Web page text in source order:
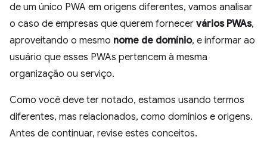
de um único PWA em origens diferentes, vamos analisar
o caso de empresas que querem fornecer vários PWAs,
aproveitando o mesmo nome de domínio, e informar ao
usuário que esses PWAs pertencem à mesma
organização ou serviço.
Como você deve ter notado, estamos usando termos
diferentes, mas relacionados, como domínios e origens.
Antes de continuar, revise estes conceitos.